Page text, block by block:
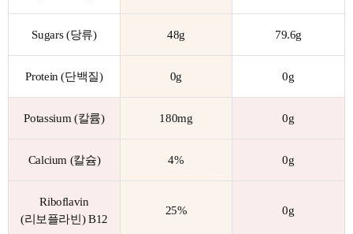
Sugars (당류) 48g 79.6g
Protein (단백질) 0g 0g
Potassium (칼륨) 180mg 0g
Calcium (칼슘) 4% 0g
Riboflavin
(리보플라빈) B12
25% 0g